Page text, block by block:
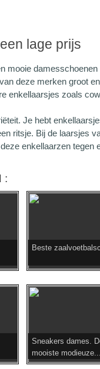
lage prijs
mooie
deze merken groot
enkellaarsjes zoals
Je hebt
ritsje. Bij de laarsjes
enkellaarzen tegen
:
Beste
Sneakers dames.
mooiste modieuze...